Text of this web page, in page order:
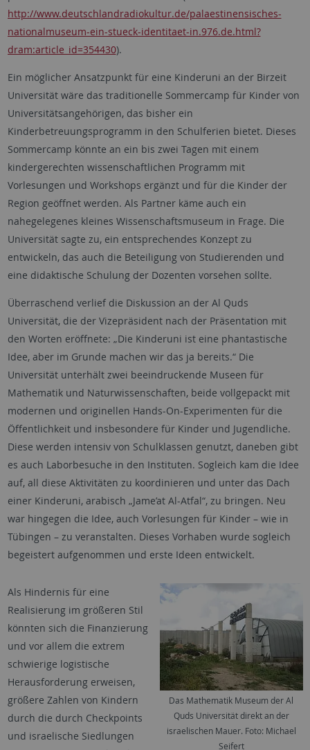
http://www.deutschlandradiokultur.de/palaestinensisches-
nationalmuseum-ein-stueck-identitaet-in.976.de.html?
dram:article_id=354430).
Ein möglicher Ansatzpunkt für eine Kinderuni an der Birzeit
Universität wäre das traditionelle Sommercamp für Kinder von
Universitätsangehörigen, das bisher ein
Kinderbetreuungsprogramm in den Schulferien bietet. Dieses
Sommercamp könnte an ein bis zwei Tagen mit einem
kindergerechten wissenschaftlichen Programm mit
Vorlesungen und Workshops ergänzt und für die Kinder der
Region geöffnet werden. Als Partner käme auch ein
nahegelegenes kleines Wissenschaftsmuseum in Frage. Die
Universität sagte zu, ein entsprechendes Konzept zu
entwickeln, das auch die Beteiligung von Studierenden und
eine didaktische Schulung der Dozenten vorsehen sollte.
Überraschend verlief die Diskussion an der Al Quds
Universität, die der Vizepräsident nach der Präsentation mit
den Worten eröffnete: „Die Kinderuni ist eine phantastische
Idee, aber im Grunde machen wir das ja bereits.“ Die
Universität unterhält zwei beeindruckende Museen für
Mathematik und Naturwissenschaften, beide vollgepackt mit
modernen und originellen Hands-On-Experimenten für die
Öffentlichkeit und insbesondere für Kinder und Jugendliche.
Diese werden intensiv von Schulklassen genutzt, daneben gibt
es auch Laborbesuche in den Instituten. Sogleich kam die Idee
auf, all diese Aktivitäten zu koordinieren und unter das Dach
einer Kinderuni, arabisch „Jame’at Al-Atfal“, zu bringen. Neu
war hingegen die Idee, auch Vorlesungen für Kinder – wie in
Tübingen – zu veranstalten. Dieses Vorhaben wurde sogleich
begeistert aufgenommen und erste Ideen entwickelt.
Das Mathematik Museum der Al
Quds Universität direkt an der
israelischen Mauer. Foto: Michael
Seifert
Als Hindernis für eine
Realisierung im größeren Stil
könnten sich die Finanzierung
und vor allem die extrem
schwierige logistische
Herausforderung erweisen,
größere Zahlen von Kindern
durch die durch Checkpoints
und israelische Siedlungen